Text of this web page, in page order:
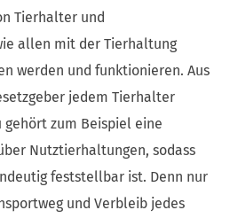
Tierhalter und
allen mit der Tierhaltung
werden und funktionieren. Aus
jedem Tierhalter
zum Beispiel eine
Nutztierhaltungen, sodass
feststellbar ist. Denn nur
und Verbleib jedes